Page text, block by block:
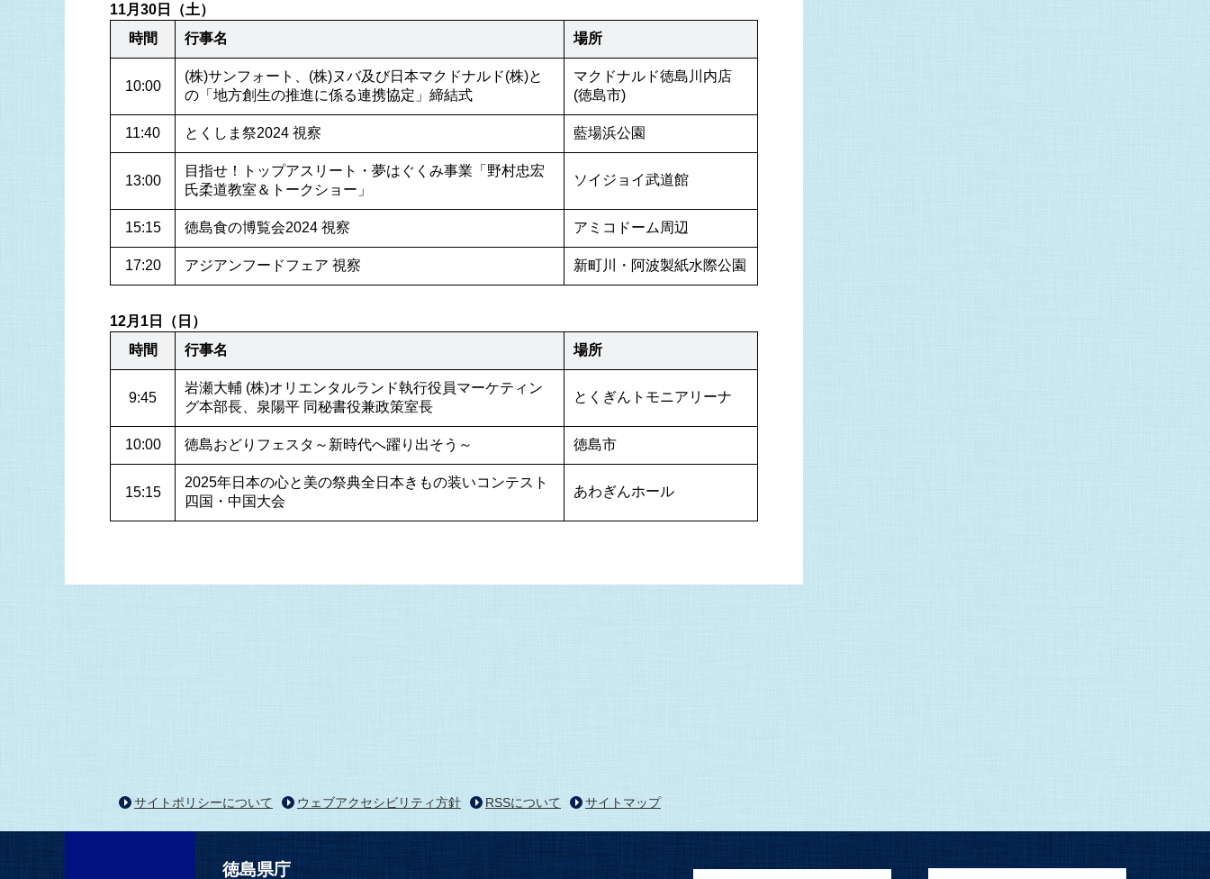
11月30日（土）
時間
行事名 場所
10:00
(株)サンフォート、(株)ヌバ及び日本マクドナルド(株)と
の「地方創生の推進に係る連携協定」締結式
マクドナルド徳島川内店
(徳島市)
11:40 とくしま祭2024 視察 藍場浜公園
13:00
目指せ！トップアスリート・夢はぐくみ事業「野村忠宏
氏柔道教室＆トークショー」
ソイジョイ武道館
15:15 徳島食の博覧会2024 視察 アミコドーム周辺
17:20 アジアンフードフェア 視察 新町川・阿波製紙水際公園
12月1日（日）
時間
行事名 場所
9:45
岩瀬大輔 (株)オリエンタルランド執行役員マーケティン
グ本部長、泉陽平 同秘書役兼政策室長
とくぎんトモニアリーナ
10:00 徳島おどりフェスタ～新時代へ躍り出そう～ 徳島市
15:15
2025年日本の心と美の祭典全日本きもの装いコンテスト
四国・中国大会
あわぎんホール
サイトポリシーについて ウェブアクセシビリティ方針 RSSについて サイトマップ
徳島県庁